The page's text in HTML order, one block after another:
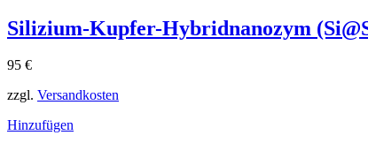
Silizium-Kupfer-Hybridnanozym
95 €
zzgl. Versandkosten
Hinzufügen